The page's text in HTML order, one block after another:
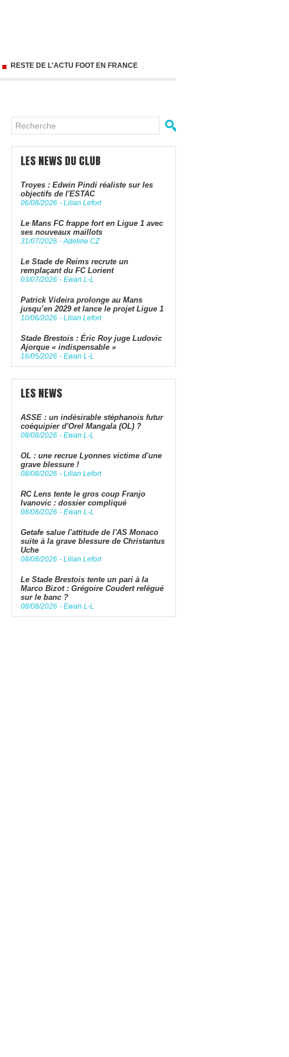
RESTE DE L'ACTU FOOT EN FRANCE
LES NEWS DU CLUB
Troyes : Edwin Pindi réaliste sur les
objectifs de l'ESTAC
06/08/2026 - Lilian Lefort
Le Mans FC frappe fort en Ligue 1 avec
ses nouveaux maillots
31/07/2026 -Adeline CZ
Le Stade de Reims recrute un
remplaçant du FC Lorient
03/07/2026 - Ewan L-L
Patrick Videira prolonge au Mans
jusqu’en 2029 et lance le projet Ligue 1
10/06/2026 - Lilian Lefort
Stade Brestois : Éric Roy juge Ludovic
Ajorque « indispensable »
16/05/2026 - Ewan L-L
LES NEWS
ASSE : un indésirable stéphanois futur
coéquipier d'Orel Mangala (OL) ?
08/08/2026 - Ewan L-L
OL : une recrue Lyonnes victime d'une
grave blessure !
08/08/2026 - Lilian Lefort
RC Lens tente le gros coup Franjo
Ivanovic : dossier compliqué
08/08/2026 - Ewan L-L
Getafe salue l'attitude de l'AS Monaco
suite à la grave blessure de Christantus
Uche
08/08/2026 - Lilian Lefort
Le Stade Brestois tente un pari à la
Marco Bizot : Grégoire Coudert relégué
sur le banc ?
08/08/2026 - Ewan L-L